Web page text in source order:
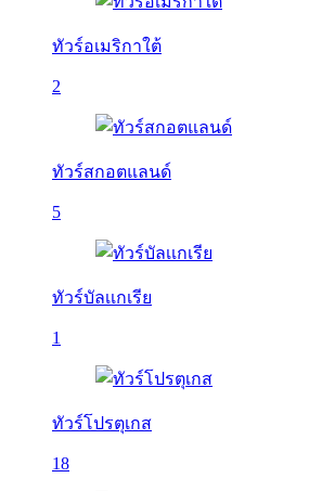
ทัวร์อเมริกาใต้
2
ทัวร์สกอตแลนด์
5
ทัวร์บัลเเกเรีย
1
ทัวร์โปรตุเกส
18